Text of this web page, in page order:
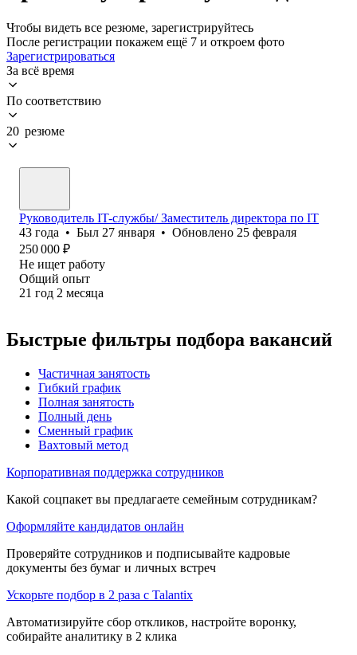
Чтобы видеть все резюме, зарегистрируйтесь
После регистрации покажем ещё 7 и откроем фото
Зарегистрироваться
За всё время
По соответствию
20 резюме
Руководитель IT-службы/ Заместитель директора по IT
43 года • Был 27 января • Обновлено 25 февраля
250 000 ₽
Не ищет работу
Общий опыт
21 год 2 месяца
Быстрые фильтры подбора вакансий
Частичная занятость
Гибкий график
Полная занятость
Полный день
Сменный график
Вахтовый метод
Корпоративная поддержка сотрудников
Какой соцпакет вы предлагаете семейным сотрудникам?
Оформляйте кандидатов онлайн
Проверяйте сотрудников и подписывайте кадровые
документы без бумаг и личных встреч
Ускорьте подбор в 2 раза с Talantix
Автоматизируйте сбор откликов, настройте воронку,
собирайте аналитику в 2 клика